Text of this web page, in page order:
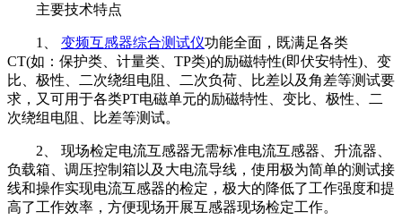
主要技术特点
1、 变频互感器综合测试仪功能全面，既满足各类
CT(如：保护类、计量类、TP类)的励磁特性(即伏安特性)、变
比、极性、二次绕组电阻、二次负荷、比差以及角差等测试要
求，又可用于各类PT电磁单元的励磁特性、变比、极性、二
次绕组电阻、比差等测试。
2、 现场检定电流互感器无需标准电流互感器、升流器、
负载箱、调压控制箱以及大电流导线，使用极为简单的测试接
线和操作实现电流互感器的检定，极大的降低了工作强度和提
高了工作效率，方便现场开展互感器现场检定工作。